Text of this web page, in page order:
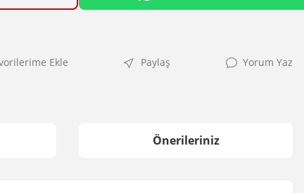
Paylaş Yorum Yaz
Önerileriniz